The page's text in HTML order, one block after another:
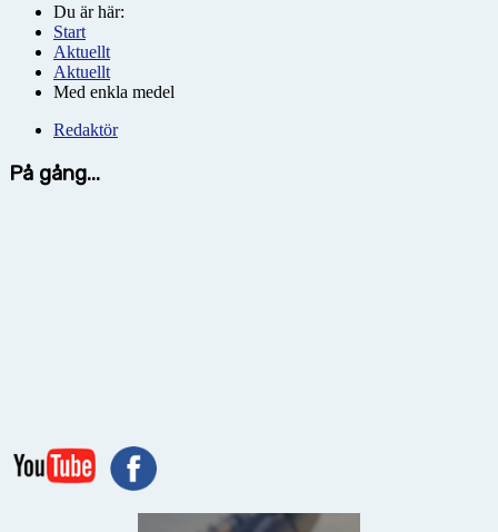
Du är här:
Start
Aktuellt
Aktuellt
Med enkla medel
Redaktör
På gång...